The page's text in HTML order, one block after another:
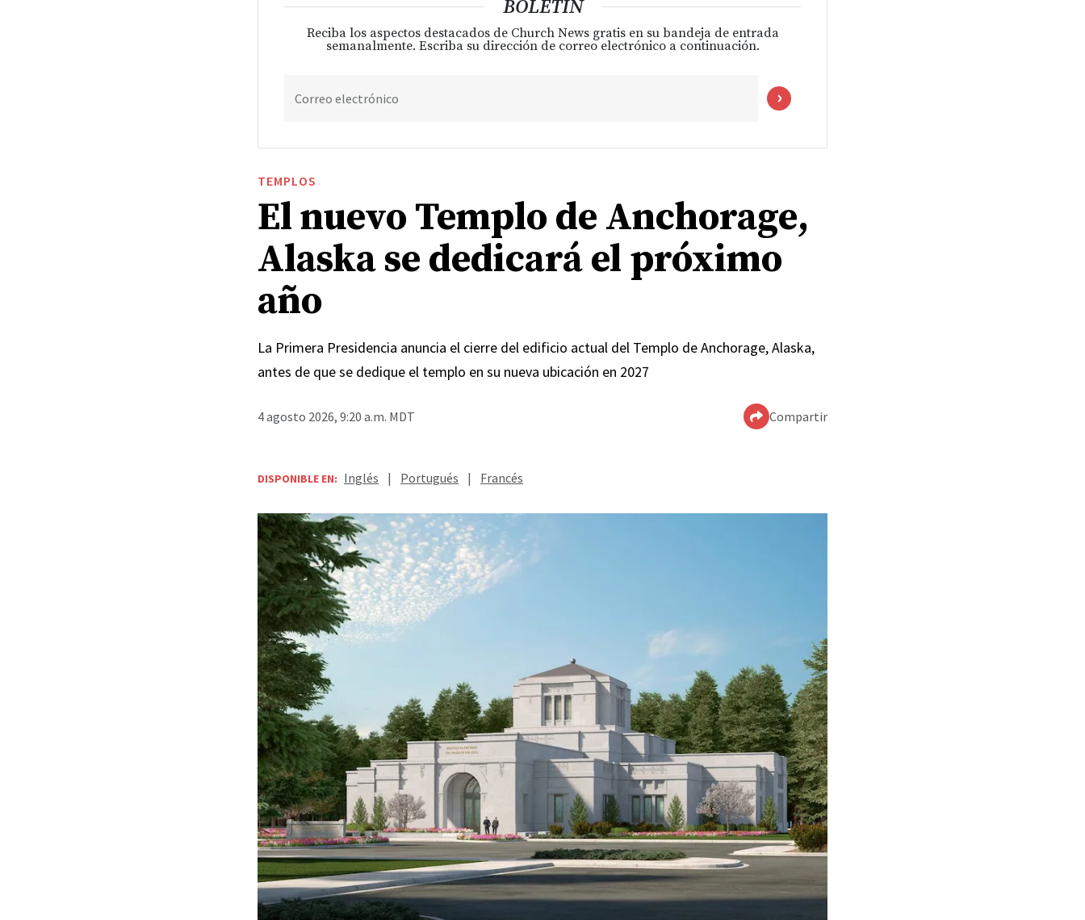
BOLETÍN
Reciba los aspectos destacados de Church News gratis en su bandeja de entrada
semanalmente. Escriba su dirección de correo electrónico a continuación.
Correo electrónico
TEMPLOS
El nuevo Templo de Anchorage,
Alaska se dedicará el próximo
año
La Primera Presidencia anuncia el cierre del edificio actual del Templo de Anchorage, Alaska,
antes de que se dedique el templo en su nueva ubicación en 2027
4 agosto 2026, 9:20 a.m. MDT Compartir
DISPONIBLE EN: Inglés | Portugués | Francés